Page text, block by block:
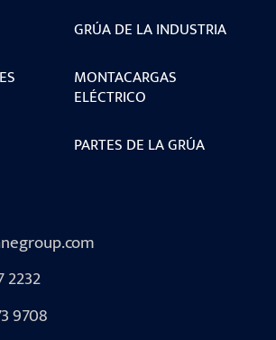
GRÚA DE LA INDUSTRIA
MONTACARGAS
ELÉCTRICO
PARTES DE LA GRÚA
2232
9708